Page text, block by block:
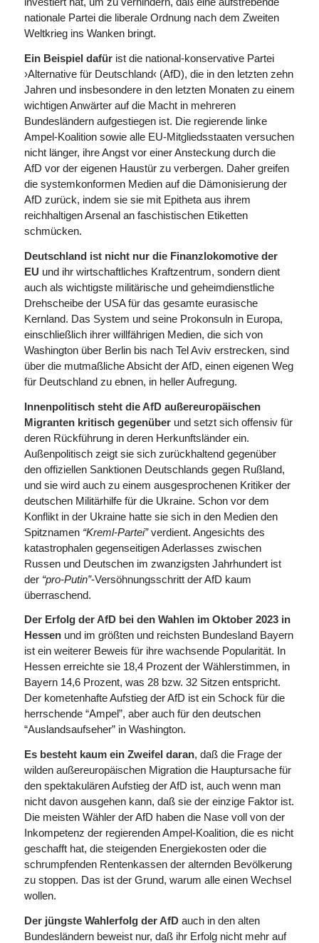
nationale Partei die liberale Ordnung nach dem Zweiten
Weltkrieg ins Wanken bringt.
Ein Beispiel dafür ist die national-konservative Partei
›Alternative für Deutschland‹ (AfD), die in den letzten zehn
Jahren und insbesondere in den letzten Monaten zu einem
wichtigen Anwärter auf die Macht in mehreren
Bundesländern aufgestiegen ist. Die regierende linke
Ampel-Koalition sowie alle EU-Mitgliedsstaaten versuchen
nicht länger, ihre Angst vor einer Ansteckung durch die
AfD vor der eigenen Haustür zu verbergen. Daher greifen
die systemkonformen Medien auf die Dämonisierung der
AfD zurück, indem sie sie mit Epitheta aus ihrem
reichhaltigen Arsenal an faschistischen Etiketten
schmücken.
Deutschland ist nicht nur die Finanzlokomotive der
EU und ihr wirtschaftliches Kraftzentrum, sondern dient
auch als wichtigste militärische und geheimdienstliche
Drehscheibe der USA für das gesamte eurasische
Kernland. Das System und seine Prokonsuln in Europa,
einschließlich ihrer willfährigen Medien, die sich von
Washington über Berlin bis nach Tel Aviv erstrecken, sind
über die mutmaßliche Absicht der AfD, einen eigenen Weg
für Deutschland zu ebnen, in heller Aufregung.
Innenpolitisch steht die AfD außereuropäischen
Migranten kritisch gegenüber und setzt sich offensiv für
deren Rückführung in deren Herkunftsländer ein.
Außenpolitisch zeigt sie sich zurückhaltend gegenüber
den offiziellen Sanktionen Deutschlands gegen Rußland,
und sie wird auch zu einem ausgesprochenen Kritiker der
deutschen Militärhilfe für die Ukraine. Schon vor dem
Konflikt in der Ukraine hatte sie sich in den Medien den
Spitznamen “Kreml-Partei”verdient. Angesichts des
katastrophalen gegenseitigen Aderlasses zwischen
Russen und Deutschen im zwanzigsten Jahrhundert ist
der “pro-Putin”-Versöhnungsschritt der AfD kaum
überraschend.
Der Erfolg der AfD bei den Wahlen im Oktober 2023 in
Hessen und im größten und reichsten Bundesland Bayern
ist ein weiterer Beweis für ihre wachsende Popularität. In
Hessen erreichte sie 18,4 Prozent der Wählerstimmen, in
Bayern 14,6 Prozent, was 28 bzw. 32 Sitzen entspricht.
Der kometenhafte Aufstieg der AfD ist ein Schock für die
herrschende “Ampel”, aber auch für den deutschen
“Auslandsaufseher” in Washington.
Es besteht kaum ein Zweifel daran, daß die Frage der
wilden außereuropäischen Migration die Hauptursache für
den spektakulären Aufstieg der AfD ist, auch wenn man
nicht davon ausgehen kann, daß sie der einzige Faktor ist.
Die meisten Wähler der AfD haben die Nase voll von der
Inkompetenz der regierenden Ampel-Koalition, die es nicht
geschafft hat, die steigenden Energiekosten oder die
schrumpfenden Rentenkassen der alternden Bevölkerung
zu stoppen. Das ist der Grund, warum alle einen Wechsel
wollen.
Der jüngste Wahlerfolg der AfDauch in den alten
Bundesländern beweist nur, daß ihr Erfolg nicht mehr auf